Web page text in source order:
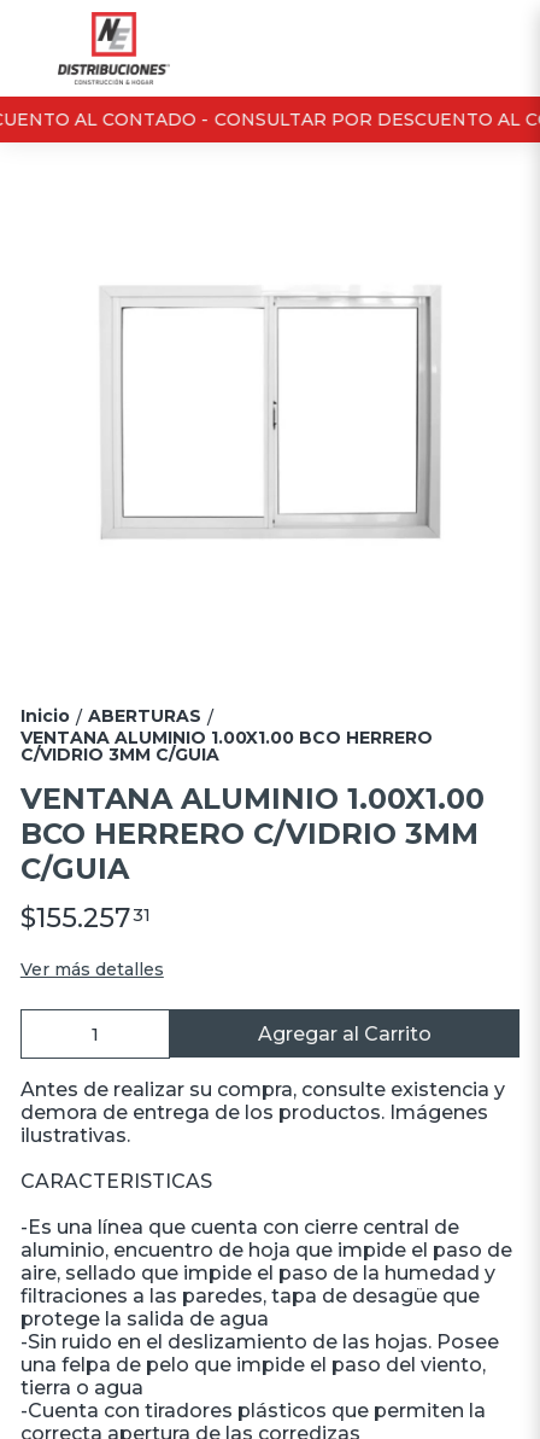
AL CONTADO - CONSULTAR POR DESCUENTO AL
Inicio / ABERTURAS /
VENTANA ALUMINIO 1.00X1.00 BCO HERRERO
C/VIDRIO 3MM C/GUIA
VENTANA ALUMINIO 1.00X1.00
BCO HERRERO C/VIDRIO 3MM
C/GUIA
$155.25731
Ver más detalles
Agregar al Carrito
Antes de realizar su compra, consulte existencia y
demora de entrega de los productos. Imágenes
ilustrativas.
CARACTERISTICAS
-Es una línea que cuenta con cierre central de
aluminio, encuentro de hoja que impide el paso de
aire, sellado que impide el paso de la humedad y
filtraciones a las paredes, tapa de desagüe que
protege la salida de agua
-Sin ruido en el deslizamiento de las hojas. Posee
una felpa de pelo que impide el paso del viento,
tierra o agua
-Cuenta con tiradores plásticos que permiten la
correcta apertura de las corredizas